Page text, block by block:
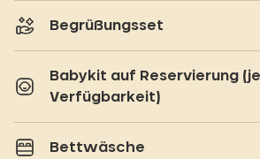
Begrüßungsset
Babykit auf Reservierung
Verfügbarkeit)
Bettwäsche